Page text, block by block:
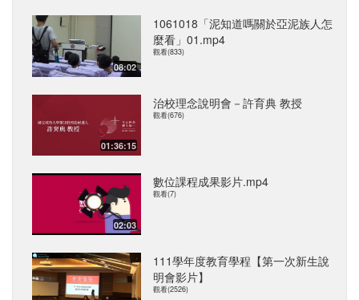
08:02
1061018「泥知道嗎關於亞泥族人怎
麼看」01.mp4
觀看(833)
01:36:15
治校理念說明會－許育典 教授
觀看(676)
02:03
數位課程成果影片.mp4
觀看(7)
111學年度教育學程【第一次新生說
明會影片】
觀看(2526)